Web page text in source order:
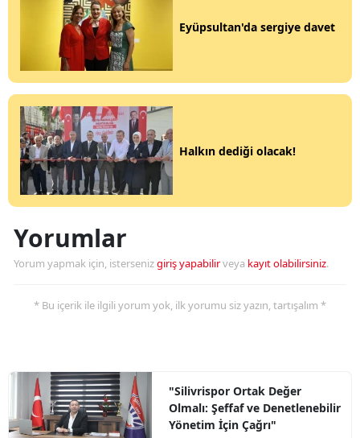
Eyüpsultan'da sergiye davet
Halkın dediği olacak!
Yorumlar
Yorum yapmak için, istersenizgiriş yapabilirveya kayıt olabilirsiniz.
* Bu içerik ile ilgili yorum yok, ilk yorumu siz yazın, tartışalım *
"Silivrispor Ortak Değer
Olmalı: Şeffaf ve Denetlenebilir
Yönetim İçin Çağrı"